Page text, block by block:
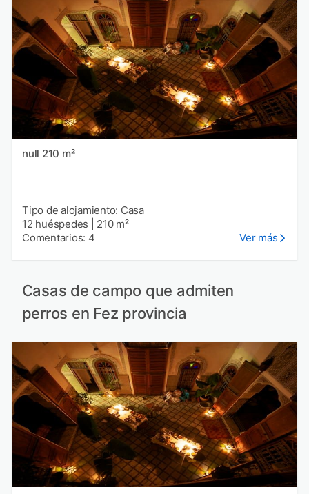
null 210 m²
Tipo de alojamiento: Casa
12 huéspedes
210 m²
Comentarios: 4
Ver más
Casas de campo que admiten
perros en Fez provincia